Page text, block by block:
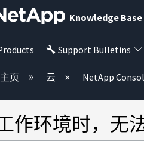
Knowledge Base
Support Bulletins
展/隐缩全局层次
主页 云 NetApp
作环境时，无